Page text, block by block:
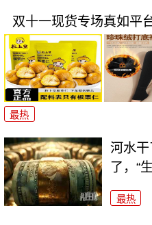
双十一现货专场真如平
最热
河水
了，“
最热